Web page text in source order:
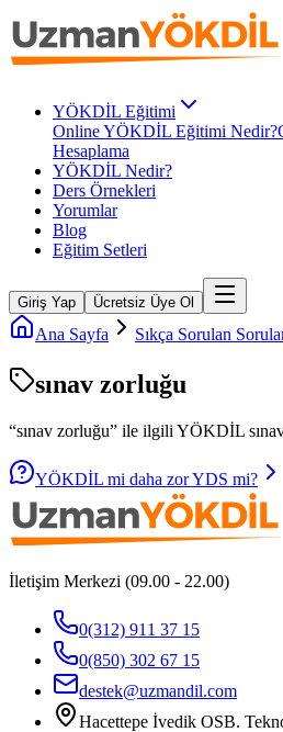
YÖKDİL Eğitimi
Online YÖKDİL Eğitimi Nedir?
Hesaplama
YÖKDİL Nedir?
Ders Örnekleri
Yorumlar
Blog
Eğitim Setleri
Giriş Yap Ücretsiz Üye Ol
Ana Sayfa Sıkça Sorulan
sınav zorluğu
“sınav zorluğu” ile ilgili YÖKDİL
YÖKDİL mi daha zor YDS mi?
İletişim Merkezi (09.00 - 22.00)
0(312) 911 37 15
0(850) 302 67 15
destek@uzmandil.com
Hacettepe İvedik OSB.